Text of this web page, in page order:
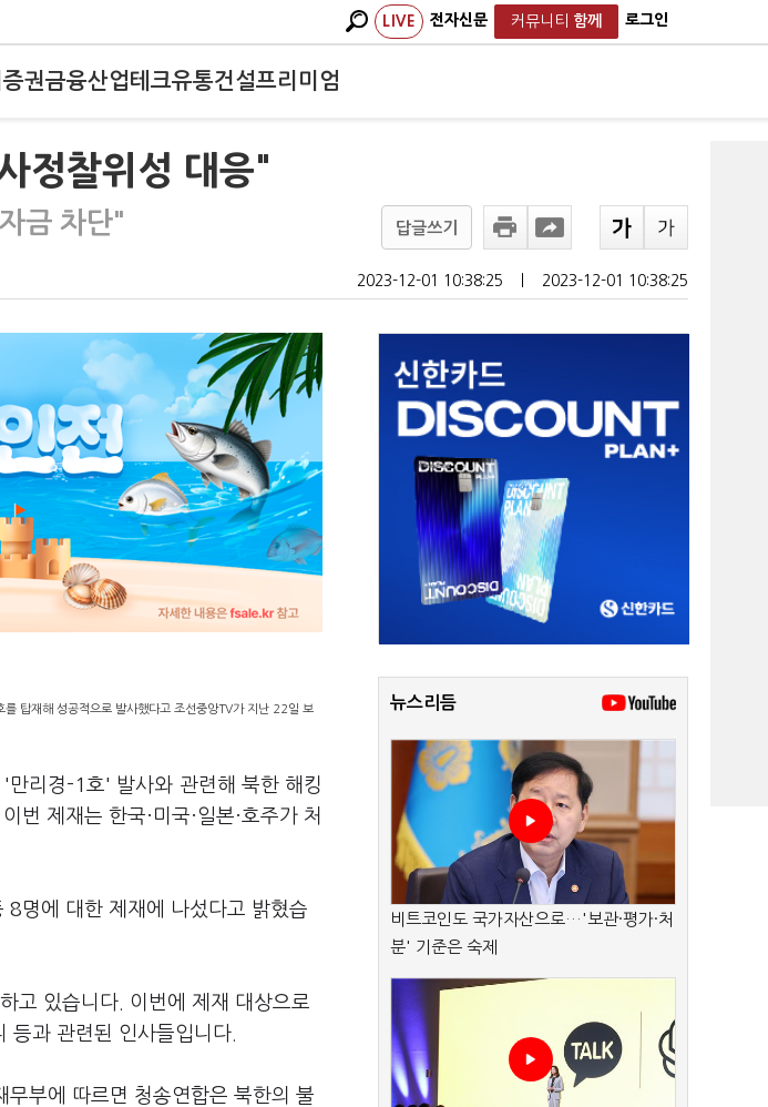
LIVE 전자신문 커뮤니티 함께 로그인
증권금융산업테크유통건설프리미엄
정찰위성 대응"
금 차단" 답글쓰기
2023-12-01 10:38:25 2023-12-01 10:38:25
탑재해 성공적으로 발사했다고 조선중앙TV가 지난 22일 보
리경-1호' 발사와 관련해 북한 해킹
제재는 한국·미국·일본·호주가 처
8명에 대한 제재에 나섰다고 밝혔습
고 있습니다. 이번에 제재 대상으로
등과 관련된 인사들입니다.
무부에 따르면 청송연합은 북한의 불
뉴스리듬
비트코인도 국가자산으로…'보관·평가·처
분' 기준은 숙제